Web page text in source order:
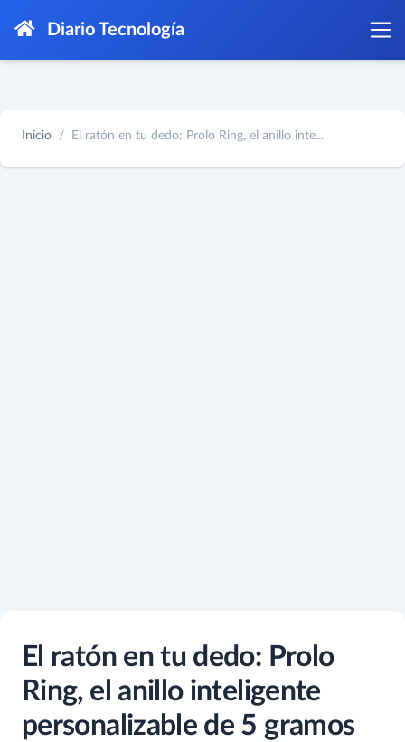
Diario Tecnología
Inicio El ratón en tu dedo: Prolo Ring, el anillo inte...
El ratón en tu dedo: Prolo
Ring, el anillo inteligente
personalizable de 5 gramos